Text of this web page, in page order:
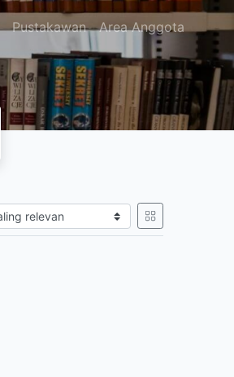
Pustakawan Area Anggota